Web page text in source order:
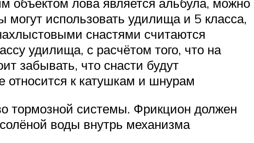
использовать удилища и 5 класса,
снастями считаются
удилища, с расчётом того, что на
забывать, что снасти будут
относится к катушкам и шнурам
тормозной системы. Фрикцион должен
воды внутрь механизма